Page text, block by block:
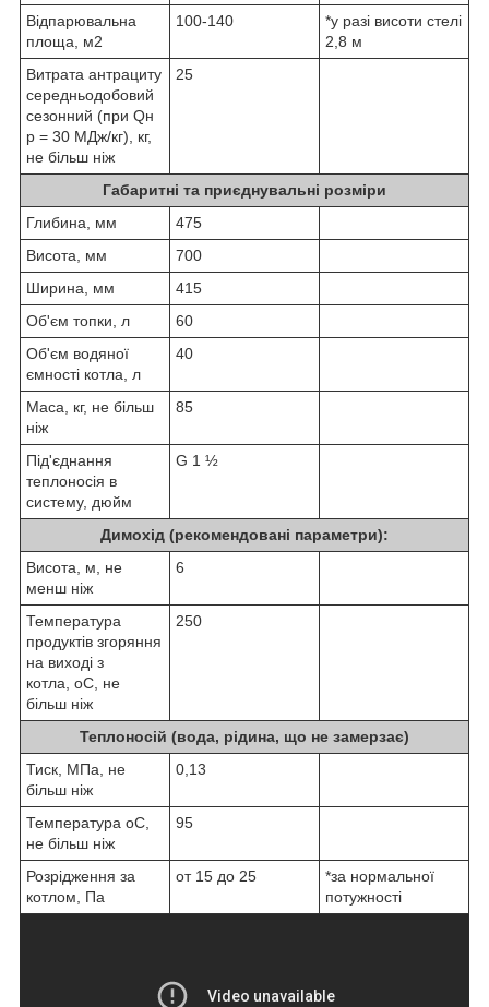
Відпарювальна
площа, м2
100-140
*у разі висоти стелі
2,8 м
Витрата антрациту
середньодобовий
сезонний (при Qн
р = 30 МДж/кг), кг,
не більш ніж
25
Габаритні та приєднувальні розміри
Глибина, мм
475
Висота, мм
700
Ширина, мм
415
Об'єм топки, л
60
Об'єм водяної
ємності котла, л
40
Маса, кг, не більш
ніж
85
Під'єднання
теплоносія в
систему, дюйм
G 1 ½
Димохід (рекомендовані параметри):
Висота, м, не
менш ніж
6
Температура
продуктів згоряння
на виході з
котла, oC, не
більш ніж
250
Теплоносій (вода, рідина, що не замерзає)
Тиск, МПа, не
більш ніж
0,13
Температура oC,
не більш ніж
95
Розрідження за
котлом, Па
от 15 до 25
*за нормальної
потужності